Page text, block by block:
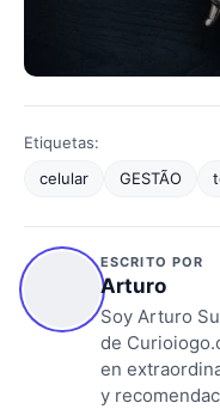
Etiquetas:
celular
GESTÃO
ESCRITO POR
Arturo
Soy Arturo
de
en
y